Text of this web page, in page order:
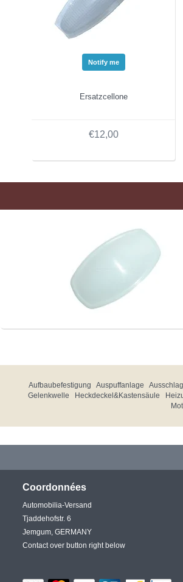
Notify me
Ersatzcellone
€12,00
Aufbaubefestigung Auspuffanlage
Gelenkwelle
Heckdeckel&Kastensäule
Coordonnées
Automobilia-Versand
Tjaddehofstr. 6
Jemgum, GERMANY
Contact over button right below